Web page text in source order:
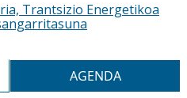
Trantsizio Energetikoa
AGENDA